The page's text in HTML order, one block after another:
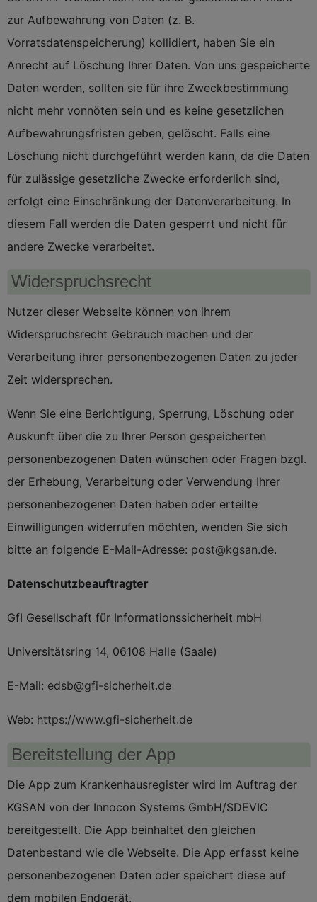
zur Aufbewahrung von Daten (z. B.
Vorratsdatenspeicherung) kollidiert, haben Sie ein
Anrecht auf Löschung Ihrer Daten. Von uns gespeicherte
Daten werden, sollten sie für ihre Zweckbestimmung
nicht mehr vonnöten sein und es keine gesetzlichen
Aufbewahrungsfristen geben, gelöscht. Falls eine
Löschung nicht durchgeführt werden kann, da die Daten
für zulässige gesetzliche Zwecke erforderlich sind,
erfolgt eine Einschränkung der Datenverarbeitung. In
diesem Fall werden die Daten gesperrt und nicht für
andere Zwecke verarbeitet.
Widerspruchsrecht
Nutzer dieser Webseite können von ihrem
Widerspruchsrecht Gebrauch machen und der
Verarbeitung ihrer personenbezogenen Daten zu jeder
Zeit widersprechen.
Wenn Sie eine Berichtigung, Sperrung, Löschung oder
Auskunft über die zu Ihrer Person gespeicherten
personenbezogenen Daten wünschen oder Fragen bzgl.
der Erhebung, Verarbeitung oder Verwendung Ihrer
personenbezogenen Daten haben oder erteilte
Einwilligungen widerrufen möchten, wenden Sie sich
bitte an folgende E-Mail-Adresse: post@kgsan.de.
Datenschutzbeauftragter
GfI Gesellschaft für Informationssicherheit mbH
Universitätsring 14, 06108 Halle (Saale)
E-Mail: edsb@gfi-sicherheit.de
Web: https://www.gfi-sicherheit.de
Bereitstellung der App
Die App zum Krankenhausregister wird im Auftrag der
KGSAN von der Innocon Systems GmbH/SDEVIC
bereitgestellt. Die App beinhaltet den gleichen
Datenbestand wie die Webseite. Die App erfasst keine
personenbezogenen Daten oder speichert diese auf
dem mobilen Endgerät.